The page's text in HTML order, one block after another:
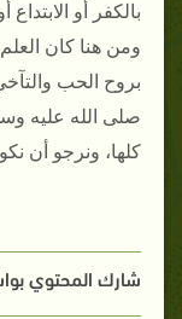
بالكفر أو
ومن هنا كان
بروح الحب
صلى الله عليه
كلها، ونرجو أن
شارك المحتوي